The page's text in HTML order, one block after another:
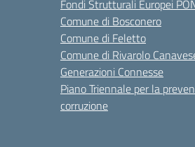
Fondi Strutturali Europei
Comune di Bosconero
Comune di Feletto
Comune di Rivarolo
Generazioni Connesse
Piano Triennale per la
corruzione